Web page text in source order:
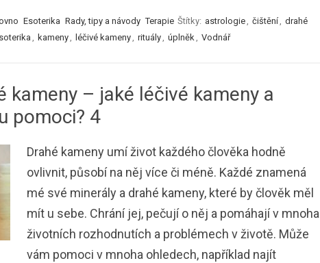
Esoterika Rady, tipy a návody Terapie Štítky: astrologie, čištění, drahé
, kameny, léčivé kameny, rituály, úplněk, Vodnář
kameny – jaké léčivé kameny a
pomoci? 4
Drahé kameny umí život každého člověka hodně
ovlivnit, působí na něj více či méně. Každé znamená
mé své minerály a drahé kameny, které by člověk měl
mít u sebe. Chrání jej, pečují o něj a pomáhají v mnoha
životních rozhodnutích a problémech v životě. Může
vám pomoci v mnoha ohledech, například najít